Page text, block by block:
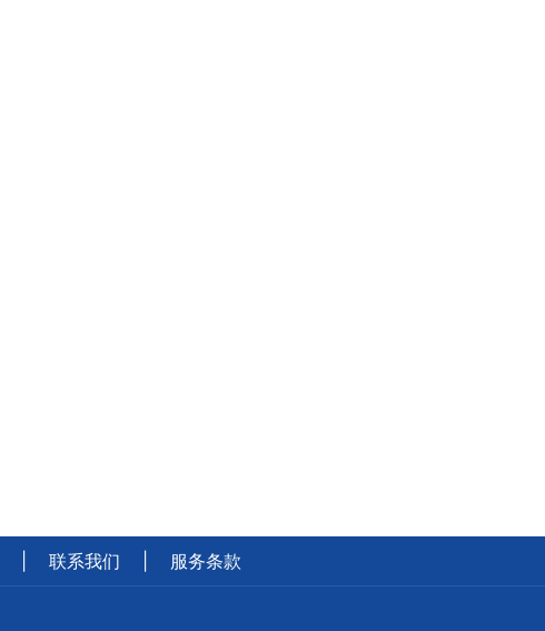
联系我们 服务条款